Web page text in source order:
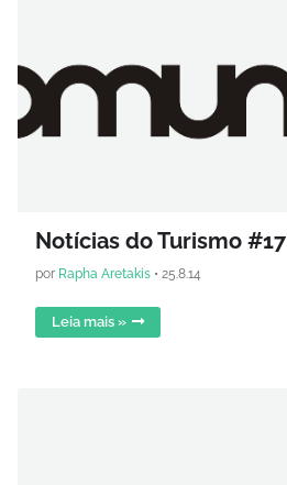
Notícias do Turismo #17
por Rapha Aretakis • 25.8.14
Leia mais »